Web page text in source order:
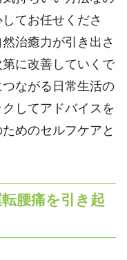
てお任せくださ
治癒力が引き出さ
に改善していくで
ながる日常生活の
してアドバイスを
めのセルフケアと
腰痛を引き起